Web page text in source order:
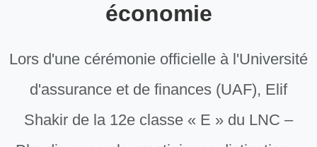
économie
Lors d'une cérémonie officielle à l'Université
d'assurance et de finances (UAF), Elif
Shakir de la 12e classe « E » du LNC –